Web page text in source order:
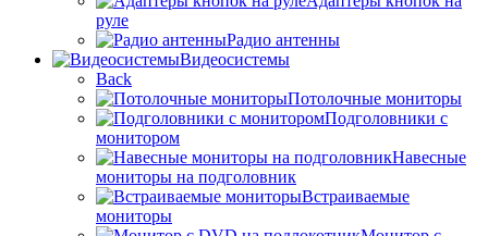
руле
Радио антенны
Видеосистемы
Back
Потолочные мониторы
Подголовники с
монитором
Навесные
мониторы на подголовник
Встраиваемые
мониторы